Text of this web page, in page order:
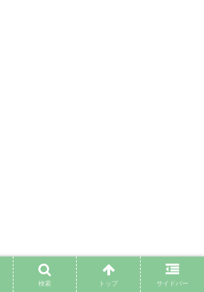
検索 トップ サイドバー